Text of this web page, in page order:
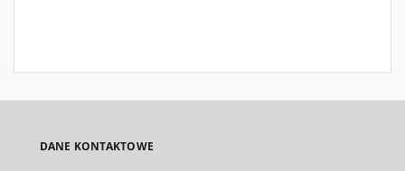
DANE KONTAKTOWE